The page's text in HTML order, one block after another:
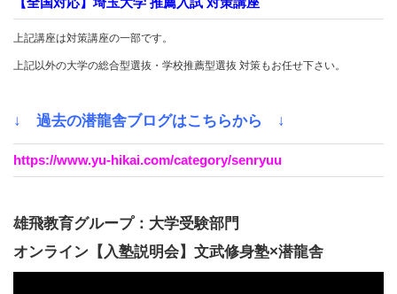
上記講座は対策講座の一部です。
上記以外の大学の総合型選抜・学校推薦型選抜 対策もお任せ下さい。
↓ 過去の潜龍舎ブログはこちらから ↓
https://www.yu-hikai.com/category/senryuu
雄飛教育グループ：大学受験部門
オンライン【入塾説明会】文武修身塾×潜龍舎